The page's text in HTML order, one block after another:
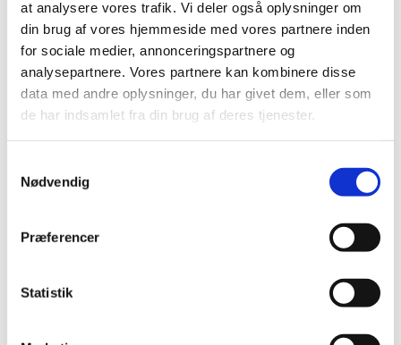
at analysere vores trafik. Vi deler også oplysninger om
din brug af vores hjemmeside med vores partnere inden
for sociale medier, annonceringspartnere og
analysepartnere. Vores partnere kan kombinere disse
data med andre oplysninger, du har givet dem, eller som
de har indsamlet fra din brug af deres tjenester.
Nødvendig
Præferencer
Statistik
Mandag 14. december 2026, kl. 09:00 -
14:00
Cafe, Rigensgade 21, 1316 København K